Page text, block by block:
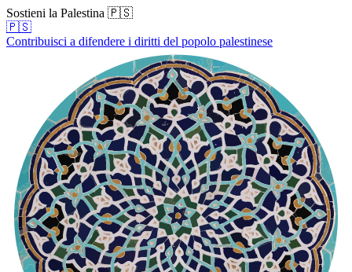
Sostieni la Palestina 🇵🇸
🇵🇸
Contribuisci a difendere i diritti del popolo palestinese